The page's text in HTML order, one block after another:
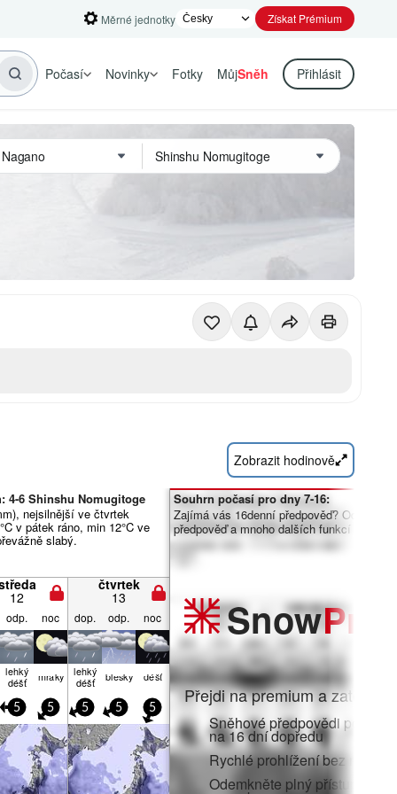
Měrné jednotky Získat Prémium
Počasí Novinky Fotky MůjSněh Přihlásit
Zobrazit hodinově
4-6 Shinshu Nomugitoge
nejsilnější ve čtvrtek
v pátek ráno, min 12°C ve
slabý.
12
čtvrtek
13
odp. noc dop. odp. noc
lehký
déšť mraky lehký
déšť blesky déšť
5 5 5 5 5
Souhrn počasí pro dny 7-16:
Zajímá vás 16denní předpověď?
předpověď a mnoho dalších funkcí
SnowPro
Přejdi na premium a zatoč do:
Sněhové předpovědi po
na 16 dní dopředu
Rychlé prohlížení bez reklam
Odemkněte plný přístup v